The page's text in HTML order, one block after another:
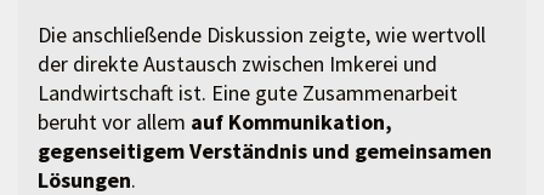
Die anschließende Diskussion zeigte, wie wertvoll
der direkte Austausch zwischen Imkerei und
Landwirtschaft ist. Eine gute Zusammenarbeit
beruht vor allem auf Kommunikation,
gegenseitigem Verständnis und gemeinsamen
Lösungen.